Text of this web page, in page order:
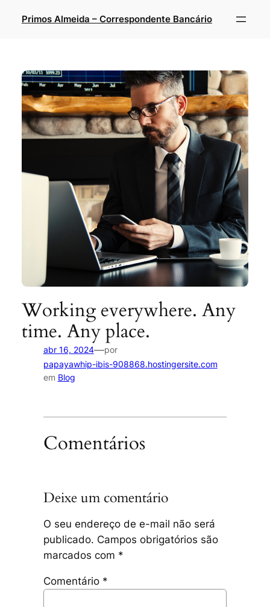
Primos Almeida – Correspondente Bancário
Working everywhere. Any
time. Any place.
abr 16, 2024—por
papayawhip-ibis-908868.hostingersite.com
em Blog
Comentários
Deixe um comentário
O seu endereço de e-mail não será
publicado. Campos obrigatórios são
marcados com *
Comentário *